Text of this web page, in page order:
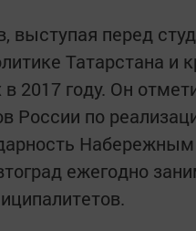
выступая перед
Татарстана и
2017 году. Он
России по
Набережным
ежегодно